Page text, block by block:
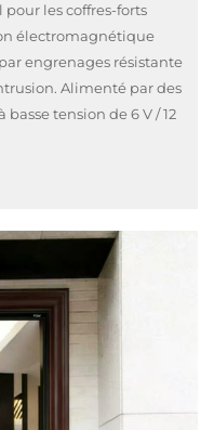
les coffres-forts
électromagnétique
engrenages résistante
Alimenté par des
tension de 6 V / 12